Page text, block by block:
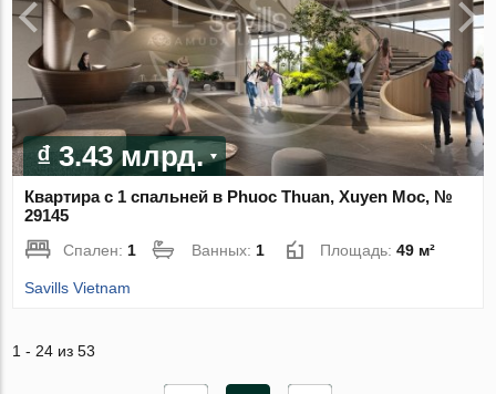
₫ 3.43 млрд.
Квартира с 1 спальней в Phuoc Thuan, Xuyen Moc, №
29145
Спален:1 Ванных:1 Площадь:49 м²
Savills Vietnam
1 - 24 из 53